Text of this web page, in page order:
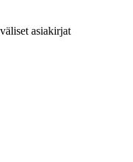
asiakirjat